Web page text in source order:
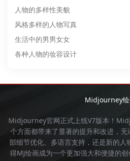
人物的多样性美貌
风格多样的人物写真
生活中的男男女女
各种人物的妆容设计
Midjourney
Midjourney官网正式上线V7版本！
个方面都带来了显著的提升和改进，
部细节优化、多语言支持，还是新的人
得MJ绘画成为一个更加强大和便捷的